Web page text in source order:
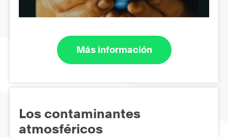
Más información
Los contaminantes
atmosféricos